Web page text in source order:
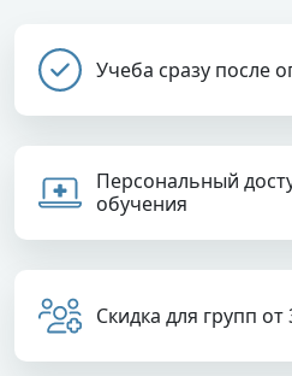
Учеба сразу после
Персональный
обучения
Скидка для групп